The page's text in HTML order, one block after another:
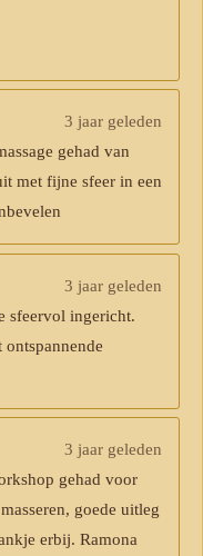
3 jaar geleden
gehad van
met fijne sfeer in een
3 jaar geleden
sfeervol ingericht.
3 jaar geleden
gehad voor
goede uitleg
erbij. Ramona